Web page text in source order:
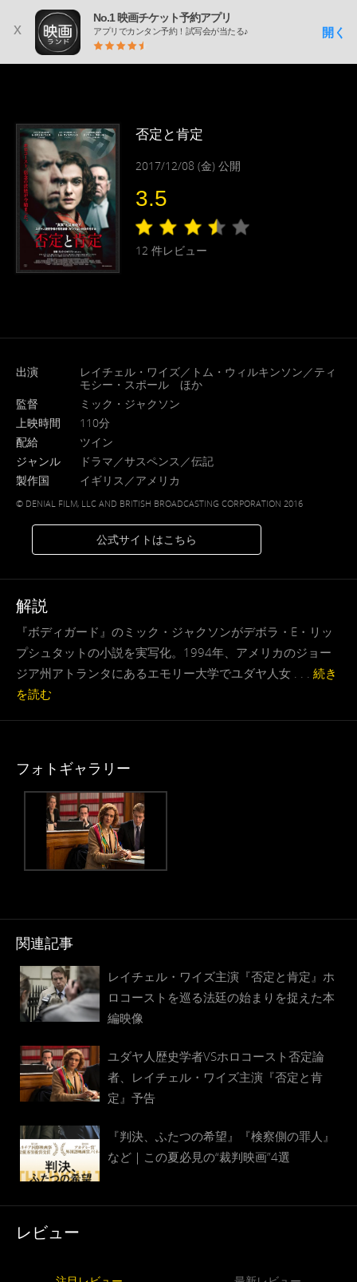
x
No.1 映画チケット予約アプリ
アプリでカンタン予約！試写会が当たる♪ 開く
否定と肯定
2017/12/08 (金) 公開
3.5
12 件レビュー
出演
レイチェル・ワイズ／トム・ウィルキンソン／ティ
モシー・スポール ほか
監督
ミック・ジャクソン
上映時間
110分
配給
ツイン
ジャンル
ドラマ／サスペンス／伝記
製作国
イギリス／アメリカ
© DENIAL FILM, LLC AND BRITISH BROADCASTING CORPORATION 2016
公式サイトはこちら
解説
『ボディガード』のミック・ジャクソンがデボラ・E・リッ
プシュタットの小説を実写化。1994年、アメリカのジョー
ジア州アトランタにあるエモリー大学でユダヤ人女 . . . 続き
を読む
フォトギャラリー
関連記事
レイチェル・ワイズ主演『否定と肯定』ホ
ロコーストを巡る法廷の始まりを捉えた本
編映像
ユダヤ人歴史学者VSホロコースト否定論
者、レイチェル・ワイズ主演『否定と肯
定』予告
『判決、ふたつの希望』『検察側の罪人』
など｜この夏必見の“裁判映画”4選
レビュー